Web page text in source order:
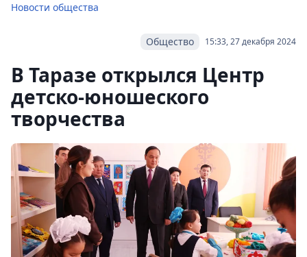
Новости общества
15:33, 27 декабря 2024
Общество
В Таразе открылся Центр
детско-юношеского
творчества